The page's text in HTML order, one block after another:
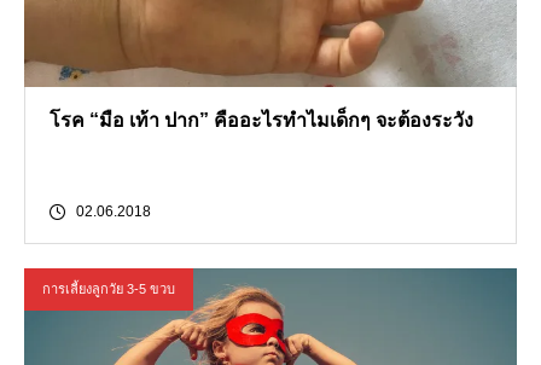
โรค “มือ เท้า ปาก” คืออะไรทำไมเด็กๆ จะต้องระวัง
02.06.2018
การเลี้ยงลูกวัย 3-5 ขวบ